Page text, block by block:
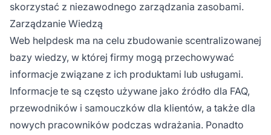
skorzystać z niezawodnego zarządzania zasobami.
Zarządzanie Wiedzą
Web helpdesk ma na celu zbudowanie scentralizowanej
bazy wiedzy, w której firmy mogą przechowywać
informacje związane z ich produktami lub usługami.
Informacje te są często używane jako źródło dla FAQ,
przewodników i samouczków dla klientów, a także dla
nowych pracowników podczas wdrażania. Ponadto